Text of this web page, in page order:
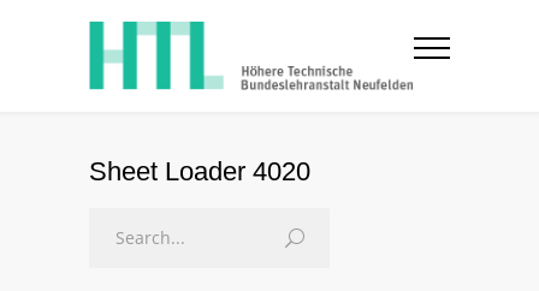
Sheet Loader 4020